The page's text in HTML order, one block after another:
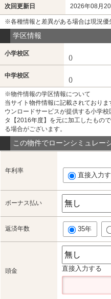
次回更新日 2026年08月20
※各種情報と差異がある場合は現況優
学区情報
小学校区
()
中学校区
()
※物件情報の学区情報について
当サイト物件情報に記載されており
ウンロードサービスが提供する小学
タ【2016年度】を元に加工したもの
る場合がございます。
この物件でローンシミュレー
年利率
直接入力
ボーナス払い
返済年数 35年
頭金 直接入力する